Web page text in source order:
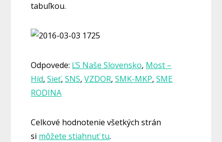
tabuľkou.
Odpovede: ĽS Naše Slovensko, Most –
Híd,Sieť,SNS,VZDOR,SMK-MKP,SME
RODINA
Celkové hodnotenie všetkých strán
si môžete stiahnuť tu.